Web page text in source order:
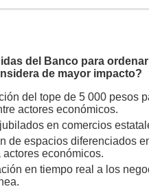
del Banco para
de mayor impacto?
del tope de 5 000 pesos
actores económicos.
en comercios
de espacios diferenciados
actores económicos.
en tiempo real a los